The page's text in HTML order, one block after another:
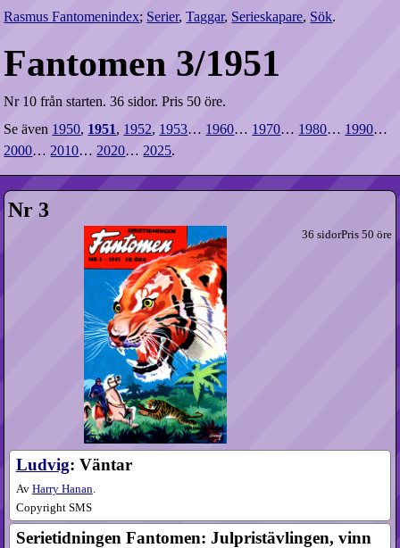
Rasmus Fantomenindex; Serier,Taggar, Serieskapare, Sök.
Fantomen 3/1951
Nr 10 från starten. 36 sidor. Pris 50 öre.
Se även 1950, 1951, 1952, 1953… 1960… 1970… 1980… 1990…
2000… 2010… 2020… 2025.
Nr 3
36 sidorPris 50 öre
Ludvig: Väntar
Av Harry Hanan
Copyright SMS
Serietidningen Fantomen: Julpristävlingen, vinn